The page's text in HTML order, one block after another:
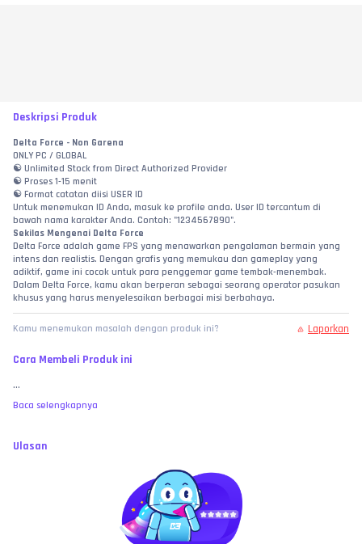
Deskripsi Produk
Delta Force - Non Garena
ONLY PC / GLOBAL
☯ Unlimited Stock from Direct Authorized Provider
☯ Proses 1-15 menit
☯ Format catatan diisi USER ID
Untuk menemukan ID Anda, masuk ke profile anda. User ID tercantum di
Sekilas Mengenai Delta Force
Delta Force adalah game FPS yang menawarkan pengalaman bermain yang
intens dan realistis. Dengan grafis yang memukau dan gameplay yang
adiktif, game ini cocok untuk para penggemar game tembak-menembak.
Dalam Delta Force, kamu akan berperan sebagai seorang operator pasukan
khusus yang harus menyelesaikan berbagai misi berbahaya.
Kamu menemukan masalah dengan produk ini? Laporkan
Cara Membeli Produk ini
...
Baca selengkapnya
Ulasan